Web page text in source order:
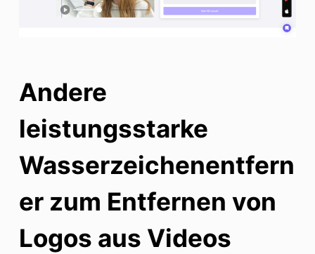
Andere
leistungsstarke
Wasserzeichenentfern
er zum Entfernen von
Logos aus Videos